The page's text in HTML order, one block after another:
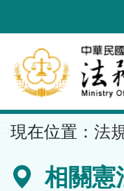
到
要
內
容
區
現在位置： 法
相關憲